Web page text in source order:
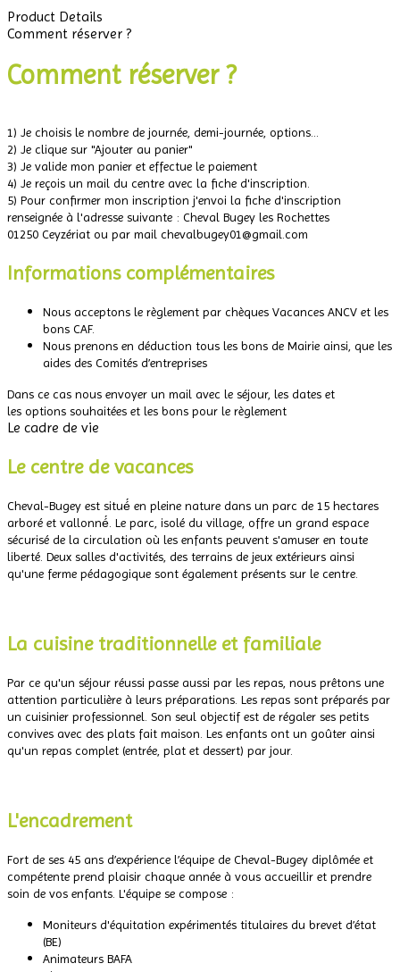
Product Details
Comment réserver ?
Comment réserver ?
1) Je choisis le nombre de journée, demi-journée, options...
2) Je clique sur "Ajouter au panier"
3) Je valide mon panier et effectue le paiement
4) Je reçois un mail du centre avec la fiche d'inscription.
5) Pour confirmer mon inscription j'envoi la fiche d'inscription
renseignée à l'adresse suivante : Cheval Bugey les Rochettes
01250 Ceyzériat ou par mail chevalbugey01@gmail.com
Informations complémentaires
Nous acceptons le règlement par chèques Vacances ANCV et les
bons CAF.
Nous prenons en déduction tous les bons de Mairie ainsi, que les
aides des Comités d’entreprises
Dans ce cas nous envoyer un mail avec le séjour, les dates et
les options souhaitées et les bons pour le règlement
Le cadre de vie
Le centre de vacances
Cheval-Bugey est situé́ en pleine nature dans un parc de 15 hectares
arboré et vallonné́. Le parc, isolé du village, offre un grand espace
sécurisé de la circulation où les enfants peuvent s'amuser en toute
liberté. Deux salles d'activités, des terrains de jeux extérieurs ainsi
qu'une ferme pédagogique sont également présents sur le centre.
La cuisine traditionnelle et familiale
Par ce qu'un séjour réussi passe aussi par les repas, nous prêtons une
attention particulière à leurs préparations. Les repas sont préparés par
un cuisinier professionnel. Son seul objectif est de régaler ses petits
convives avec des plats fait maison. Les enfants ont un goûter ainsi
qu'un repas complet (entrée, plat et dessert) par jour.
L'encadrement
Fort de ses 45 ans d’expérience l’équipe de Cheval-Bugey diplômée et
compétente prend plaisir chaque année à vous accueillir et prendre
soin de vos enfants. L'équipe se compose :
Moniteurs d'équitation expérimentés titulaires du brevet d’état
(BE)
Animateurs BAFA